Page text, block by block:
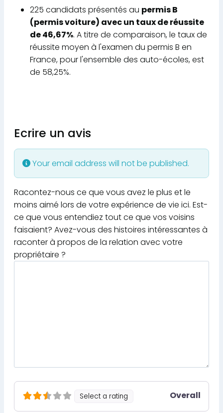
225 candidats présentés au permis B
(permis voiture) avec un taux de réussite
de 46,67%. A titre de comparaison, le taux de
réussite moyen à l'examen du permis B en
France, pour l'ensemble des auto-écoles, est
de 58,25%.
Ecrire un avis
Your email address will not be published.
Racontez-nous ce que vous avez le plus et le
moins aimé lors de votre expérience de vie ici. Est-
ce que vous entendiez tout ce que vos voisins
faisaient? Avez-vous des histoires intéressantes à
raconter à propos de la relation avec votre
propriétaire ?
Select a rating Overall